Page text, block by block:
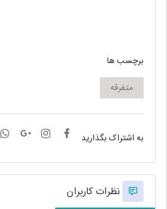
برچسب ها
متفرقه
به اشتراک بگذارید
نظرات کاربران